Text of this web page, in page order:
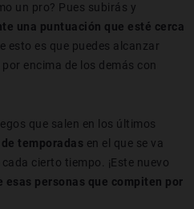
un pro? Pues subirás y
una puntuación que esté cerca
esto es que puedes alcanzar
encima de los demás con
que salen en los últimos
temporadas en el que se va
cierto tiempo. ¡Este nuevo
esas personas que compiten por